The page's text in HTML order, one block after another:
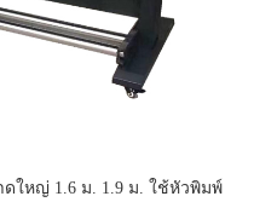
ใหญ่ 1.6 ม. 1.9 ม. ใช้หัวพิมพ์